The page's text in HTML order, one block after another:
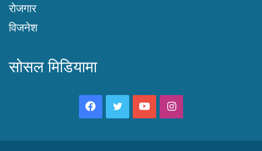
रोजगार
विजनेश
सोसल मिडियामा
Facebook
TwitterYouTubeInstagram